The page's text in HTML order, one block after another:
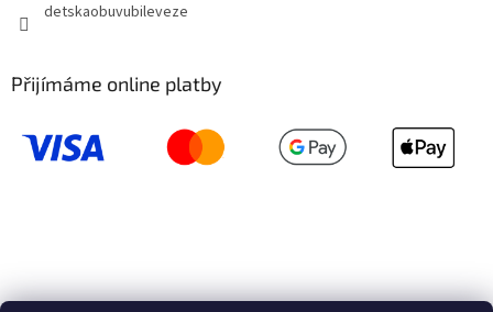
detskaobuvubileveze
Přijímáme online platby